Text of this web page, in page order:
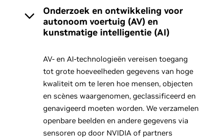
Onderzoek en ontwikkeling voor
autonoom voertuig (AV) en
kunstmatige intelligentie (AI)
AV- en AI-technologieën vereisen toegang
tot grote hoeveelheden gegevens van hoge
kwaliteit om te leren hoe mensen, objecten
en scènes waargenomen, geclassificeerd en
genavigeerd moeten worden. We verzamelen
openbare beelden en andere gegevens via
sensoren op door NVIDIA of partners